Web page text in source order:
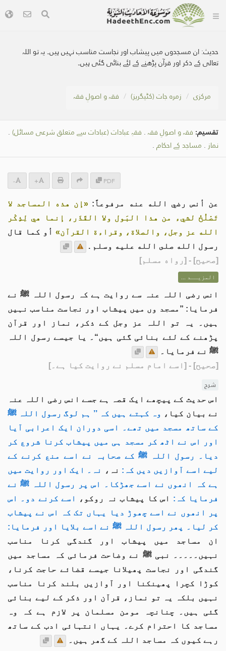
حدیث:ان مسجدوں میں پیشاب اور نجاست مناسب نہیں ہیں۔ یہ تو اللہ
تعالی کے ذکر اور قرآن پڑھنے كے لئے بنائی گئی ہیں۔
مرکزی زمرہ جات (کٹیگریز) فقہ و اصولِ فقہ
تقسیم: فقہ و اصولِ فقہ . فقہِ عبادات (عبادات سے متعلق شرعی مسائل) .
نماز . مساجد کے احکام .
PDF
+
-
عن أنس رضي الله عنه مرفوعاً: «إن هذه المساجد لا
تَصْلُحُ لشيء من هذا البَول ولا القَذَر، إنما هي لِذِكْر
الله عز وجل، والصلاة، وقراءة القرآن» أو كما قال
رسول الله صلى الله عليه وسلم .
[صحيح] - [رواه مسلم]
المزيــد ...
انس رضی اللہ عنہ سے روایت ہے کہ رسول اللہ ﷺ نے
فرمایا: ”مسجد وں میں پیشاب اور نجاست مناسب نہیں
ہیں۔ یہ تو اللہ عز وجل کے ذکر، نماز اور قرآن
پڑھنے كے لئے بنائی گئی ہیں“۔ یا جیسے رسول اللہ
ﷺ نے فرمایا۔
[صحیح] - [اسے امام مسلم نے روایت کیا ہے۔]
شرح
اس حدیث کے پیچھے ایک قصہ ہے جسے انس رضی اللہ عنہ
نے بیان کیا، وہ کہتے ہیں کہ ’’ ہم لوگ رسول اللہ ﷺ
کے ساتھ مسجد میں تھے۔ اسی دوران ایک اعرابی آیا
اور اس نے اٹھ کر مسجد ہی میں پیشاب کرنا شروع کر
دیا۔ رسول اللہ ﷺ کے صحابہ نے اسے منع کرنے کے
لیے اسے آوازیں دیں کہ: نہ،
نہ۔ ایک اور روایت میں
ہے کہ انھوں نے اسے جھڑکا۔ اس پر رسول اللہ ﷺ نے
فرمایا کہ: اس کا پیشاب نہ روکو،
اسے کرنے دو۔ اس
پر انھوں نے اسے چھوڑ دیا یہاں تک کہ اس نے پیشاب
کر لیا۔ پھر رسول اللہ ﷺ نے اسے بلایا اور فرمایا:
ان مساجد میں پیشاب اور گندگی کرنا مناسب
نہیں۔۔۔۔۔ نبی ﷺ نے وضاحت فرمائی کہ مساجد میں
گندگی اور نجاست پھیلانا جیسے قضائے حاجت کرنا،
کوڑا کچرا پھینکنا اور آوازیں بلند کرنا مناسب
نہیں بلکہ یہ تو نماز، قرآن اور ذکر کے لیے بنائی
گئی ہیں۔ چنانچہ مومن مسلمان پر لازم ہے کہ وہ
مساجد کا احترام کرے۔ یہاں انتہائی ادب کے ساتھ
رہے کیوں کہ مساجد اللہ کے گھر ہیں۔